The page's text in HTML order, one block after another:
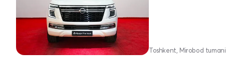
Toshkent, Mirobod tumani